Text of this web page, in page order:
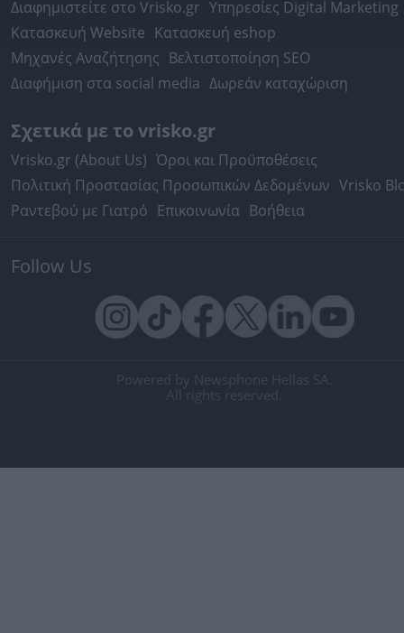
Διαφημιστείτε στο Vrisko.gr Υπηρεσίες Digital Marketing
Κατασκευή Website Κατασκευή eshop
Μηχανές Αναζήτησης Βελτιστοποίηση SEO
Διαφήμιση στα social media Δωρεάν καταχώριση
Σχετικά με το vrisko.gr
Vrisko.gr (About Us) Όροι και Προϋποθέσεις
Πολιτική Προστασίας Προσωπικών Δεδομένων Vrisko
Ραντεβού με Γιατρό Επικοινωνία Βοήθεια
Follow Us
Powered by Newsphone Hellas SA.
All rights reserved.